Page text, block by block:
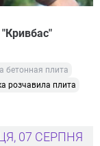
бетонная плита
розчавила плита
07 СЕРПНЯ